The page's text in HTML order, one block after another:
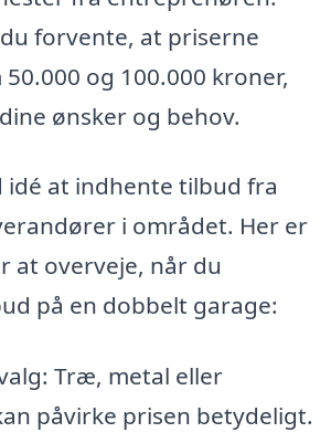
forvente, at priserne
og 100.000 kroner,
ønsker og behov.
idé at indhente tilbud fra
i området. Her er
at overveje, når du
på en dobbelt garage:
Træ, metal eller
påvirke prisen betydeligt.